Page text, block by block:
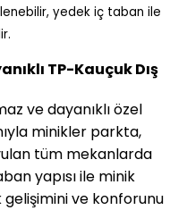
yedek iç taban ile
TP-Kauçuk Dış
ve dayanıklı özel
minikler parkta,
tüm mekanlarda
yapısı ile minik
gelişimini ve konforunu